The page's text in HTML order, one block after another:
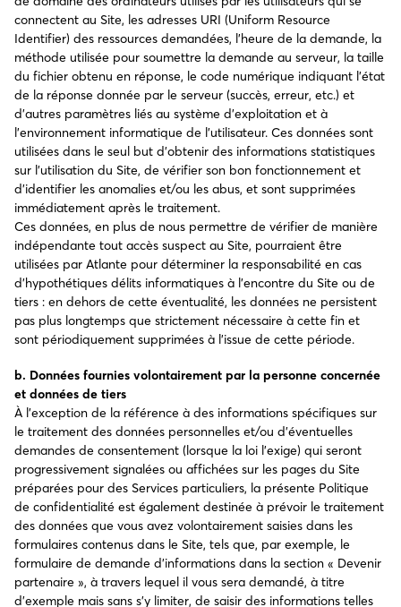
connectent au Site, les adresses URI (Uniform Resource
Identifier) des ressources demandées, l’heure de la demande, la
méthode utilisée pour soumettre la demande au serveur, la taille
du fichier obtenu en réponse, le code numérique indiquant l’état
de la réponse donnée par le serveur (succès, erreur, etc.) et
d’autres paramètres liés au système d’exploitation et à
l’environnement informatique de l’utilisateur. Ces données sont
utilisées dans le seul but d’obtenir des informations statistiques
sur l’utilisation du Site, de vérifier son bon fonctionnement et
d’identifier les anomalies et/ou les abus, et sont supprimées
immédiatement après le traitement.
Ces données, en plus de nous permettre de vérifier de manière
indépendante tout accès suspect au Site, pourraient être
utilisées par Atlante pour déterminer la responsabilité en cas
d’hypothétiques délits informatiques à l’encontre du Site ou de
tiers : en dehors de cette éventualité, les données ne persistent
pas plus longtemps que strictement nécessaire à cette fin et
sont périodiquement supprimées à l’issue de cette période.
b. Données fournies volontairement par la personne concernée
et données de tiers
À l’exception de la référence à des informations spécifiques sur
le traitement des données personnelles et/ou d’éventuelles
demandes de consentement (lorsque la loi l’exige) qui seront
progressivement signalées ou affichées sur les pages du Site
préparées pour des Services particuliers, la présente Politique
de confidentialité est également destinée à prévoir le traitement
des données que vous avez volontairement saisies dans les
formulaires contenus dans le Site, tels que, par exemple, le
formulaire de demande d’informations dans la section « Devenir
partenaire », à travers lequel il vous sera demandé, à titre
d’exemple mais sans s’y limiter, de saisir des informations telles